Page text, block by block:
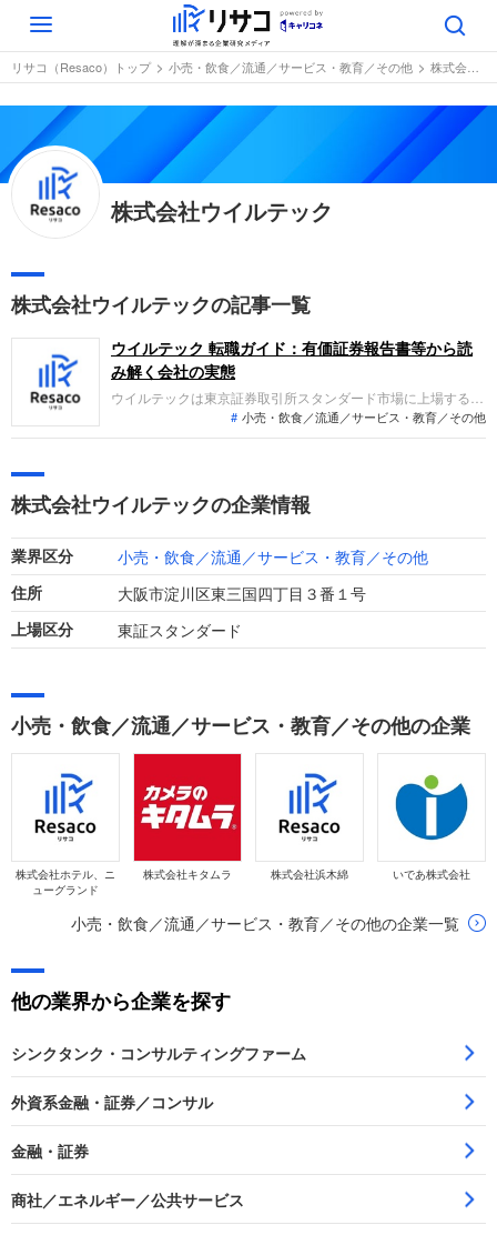
Toggle
navigation
リサコ（Resaco）トップ 小売・飲食／流通／サービス・教育／その他 株式会社ウイルテック
株式会社ウイルテック
株式会社ウイルテックの記事一覧
ウイルテック 転職ガイド：有価証券報告書等から読
み解く会社の実態
ウイルテックは東京証券取引所スタンダード市場に上場する総
合ソリューション企業です。製造請負や技術者派遣を行う人財
系事業と、電子部品・照明等の製造を行うモノ・コトづくり事
す。
小売・飲食／流通／サービス・教育／その他
株式会社ウイルテックの企業情報
業界区分 小売・飲食／流通／サービス・教育／その他
住所 大阪市淀川区東三国四丁目３番１号
上場区分 東証スタンダード
小売・飲食／流通／サービス・教育／その他の企業
株式会社ホテル、ニ
ューグランド
株式会社キタムラ 株式会社浜木綿 いであ株式会社
小売・飲食／流通／サービス・教育／その他の企業一覧
他の業界から企業を探す
シンクタンク・コンサルティングファーム
外資系金融・証券／コンサル
金融・証券
商社／エネルギー／公共サービス